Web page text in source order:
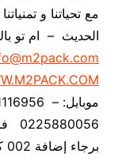
مع تحياتنا و
الحديث – ام تو
0225880056 فاكس ارضي
برجاء إضافة 002 كود مصر قبل الرقم